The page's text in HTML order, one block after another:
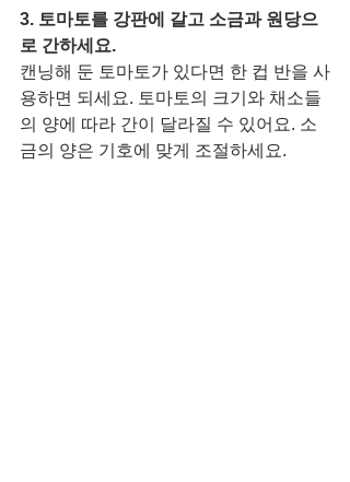
3. 토마토를 강판에 갈고 소금과 원당으
로 간하세요.
캔닝해 둔 토마토가 있다면 한 컵 반을 사
용하면 되세요. 토마토의 크기와 채소들
의 양에 따라 간이 달라질 수 있어요. 소
금의 양은 기호에 맞게 조절하세요.